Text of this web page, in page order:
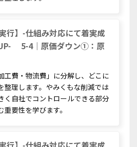
行】-仕組み対応にて着実成
5-4｜原価ダウン①：原
工費・物流費」に分解し、どこに
整理します。やみくもな削減では
く自社でコントロールできる部分
要性を学びます。